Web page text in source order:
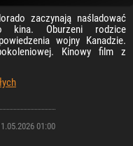
zaczynają naśladować
kina. Oburzeni rodzice
wojny Kanadzie.
Kinowy film z
01:00